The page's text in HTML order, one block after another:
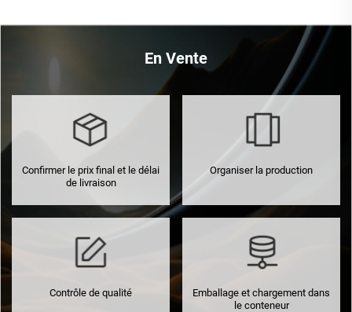
En Vente
Confirmer le prix final et le délai
de livraison
Organiser la production
Contrôle de qualité
Emballage et chargement dans
le conteneur